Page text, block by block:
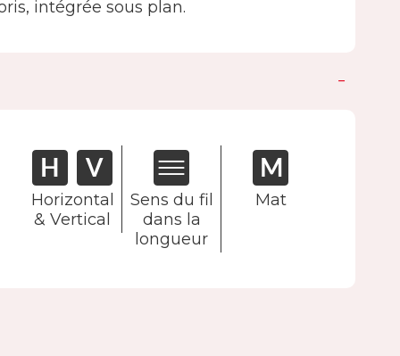
intégrée sous plan.
Horizontal
& Vertical
Sens du fil
dans la
longueur
Mat